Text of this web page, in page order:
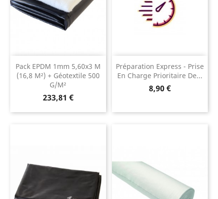
Pack EPDM 1mm 5,60x3 M
(16,8 M²) + Géotextile 500
G/m²
Prix
233,81 €
Préparation Express - Prise
En Charge Prioritaire De...
Prix
8,90 €